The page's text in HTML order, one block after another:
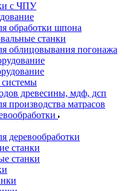
с ЧПУ
обработки шпона
станки
облицовывания погонажа
древесины, мдф, дсп
производства матрасов
деревообработки
станки
станки